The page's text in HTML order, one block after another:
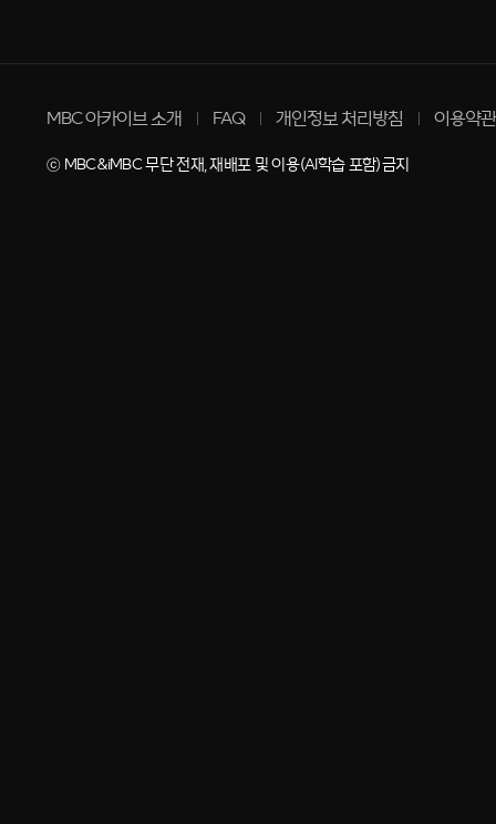
MBC 아카이브 소개 FAQ 개인정보 처리방침 이용약관
ⓒ MBC&iMBC 무단 전재, 재배포 및 이용(AI학습 포함)금지